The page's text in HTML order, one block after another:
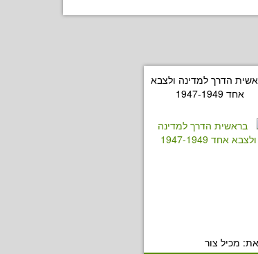
הדרך למדינה ולצבא
אחד 1947-1949
מכיל צור